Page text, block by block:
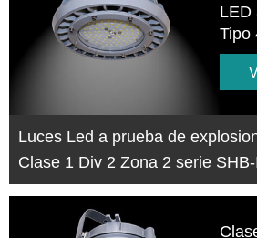
LED
Tipo
Luces Led a prueba de
Clase 1 Div 2 Zona 2 serie